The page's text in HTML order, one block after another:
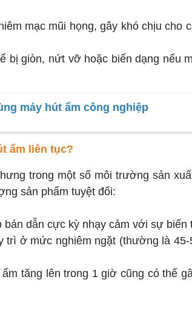
mạc mũi họng, gây khó chịu cho
bị giòn, nứt vỡ hoặc biến dạng nếu
máy hút ẩm công nghiệp
ẩm liên tục?
trong một số môi trường sản
sản phẩm tuyệt đối:
dẫn cực kỳ nhạy cảm với sự biến
ở mức nghiêm ngặt (thường là 45-
tăng lên trong 1 giờ cũng có thể